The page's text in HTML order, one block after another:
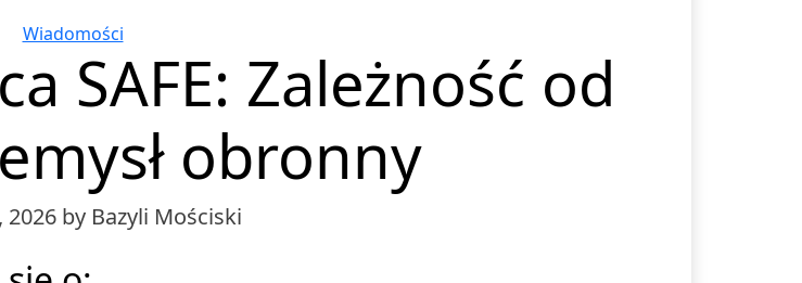
Categories
Wiadomości
SAFE: Zależność od
obronny
2026 by Bazyli Mościski